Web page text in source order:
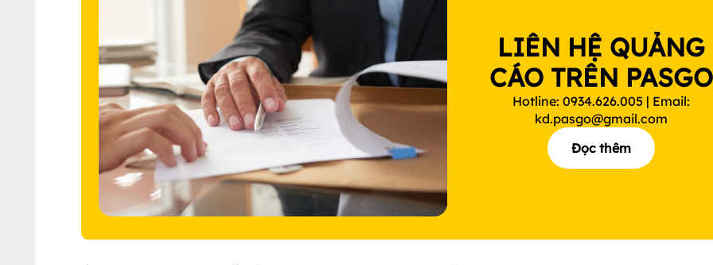
LIÊN HỆ QUẢNG
CÁO TRÊN PASGO
Hotline: 0934.626.005 | Email:
kd.pasgo@gmail.com
Đọc thêm